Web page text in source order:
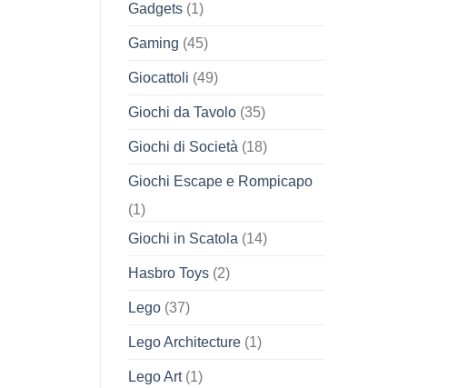
Gadgets(1)
Gaming (45)
Giocattoli (49)
Giochi da Tavolo(35)
Giochi di Società (18)
Giochi Escape e Rompicapo
(1)
Giochi in Scatola (14)
Hasbro Toys(2)
Lego(37)
Lego Architecture(1)
Lego Art(1)